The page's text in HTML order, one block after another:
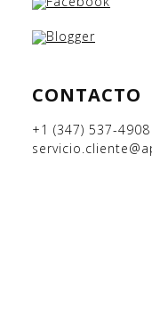
CONTACTO
+1 (347) 537-4908